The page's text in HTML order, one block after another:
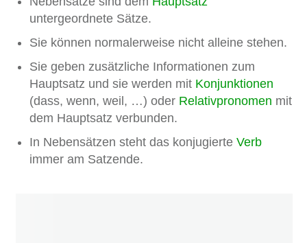
untergeordnete Sätze.
Sie können normalerweise nicht alleine stehen.
Sie geben zusätzliche Informationen zum
Hauptsatz und sie werden mit Konjunktionen
(dass, wenn, weil, …) oder Relativpronomen mit
dem Hauptsatz verbunden.
In Nebensätzen steht das konjugierte Verb
immer am Satzende.